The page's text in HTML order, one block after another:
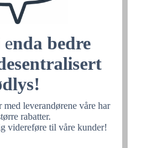
nda bedre
leverandørene våre har
rabatter.
videreføre til våre kunder!